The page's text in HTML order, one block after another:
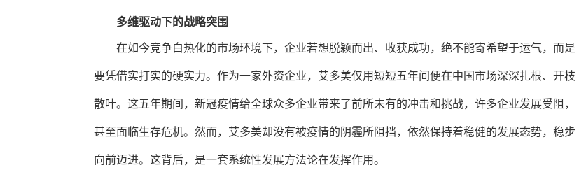
多维驱动下的战略突围
在如今竞争白热化的市场环境下，企业若想脱颖而出、收获成功，绝不能寄希望于运气，而是
要凭借实打实的硬实力。作为一家外资企业，艾多美仅用短短五年间便在中国市场深深扎根、开枝
散叶。这五年期间，新冠疫情给全球众多企业带来了前所未有的冲击和挑战，许多企业发展受阻，
甚至面临生存危机。然而，艾多美却没有被疫情的阴霾所阻挡，依然保持着稳健的发展态势，稳步
向前迈进。这背后，是一套系统性发展方法论在发挥作用。